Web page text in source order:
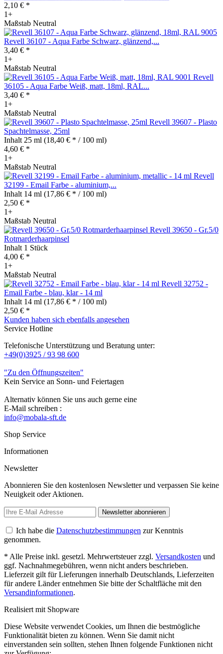
2,10 € *
1+
Maßstab Neutral
Revell 36107 - Aqua Farbe Schwarz, glänzend,...
3,40 € *
1+
Maßstab Neutral
Revell
36105 - Aqua Farbe Weiß, matt, 18ml, RAL...
3,40 € *
1+
Maßstab Neutral
Revell 39607 - Plasto
Spachtelmasse, 25ml
Inhalt 25 ml (18,40 € * / 100 ml)
4,60 € *
1+
Maßstab Neutral
Revell
32199 - Email Farbe - aluminium,...
Inhalt 14 ml (17,86 € * / 100 ml)
2,50 € *
1+
Maßstab Neutral
Revell 39650 - Gr.5/0
Rotmarderhaarpinsel
Inhalt 1 Stück
4,00 € *
1+
Maßstab Neutral
Revell 32752 -
Email Farbe - blau, klar - 14 ml
Inhalt 14 ml (17,86 € * / 100 ml)
2,50 € *
Kunden haben sich ebenfalls angesehen
Service Hotline
Telefonische Unterstützung und Beratung unter:
+49(0)3925 / 93 98 600
"Zu den Öffnungszeiten"
Kein Service an Sonn- und Feiertagen
Alternativ können Sie uns auch gerne eine
E-Mail schreiben :
info@mobala-sft.de
Shop Service
Informationen
Newsletter
Abonnieren Sie den kostenlosen Newsletter und verpassen Sie keine
Neuigkeit oder Aktionen.
Newsletter abonnieren
Ich habe die Datenschutzbestimmungen zur Kenntnis
genommen.
* Alle Preise inkl. gesetzl. Mehrwertsteuer zzgl. Versandkosten und
ggf. Nachnahmegebühren, wenn nicht anders beschrieben.
Lieferzeit gilt für Lieferungen innerhalb Deutschlands, Lieferzeiten
für andere Länder entnehmen Sie bitte der Schaltfläche mit den
Versandinformationen.
Realisiert mit Shopware
Diese Website verwendet Cookies, um Ihnen die bestmögliche
Funktionalität bieten zu können. Wenn Sie damit nicht
einverstanden sein sollten, stehen Ihnen folgende Funktionen nicht